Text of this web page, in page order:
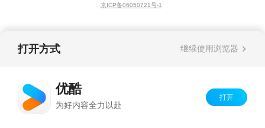
京ICP备06050721号-1
打开方式 继续使用浏览器
优酷
为好内容全力以赴
打开